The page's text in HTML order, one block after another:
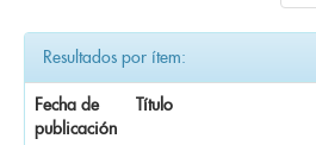
Resultados por ítem:
Fecha de
publicación
Título